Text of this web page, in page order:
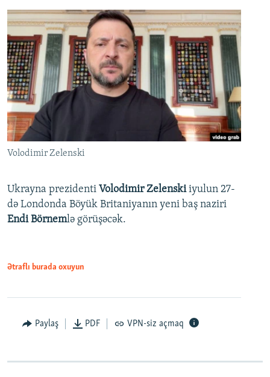
Volodimir Zelenski
Ukrayna prezidenti Volodimir Zelenskiiyulun 27-
də Londonda Böyük Britaniyanın yeni baş naziri
Endi Börnemlə görüşəcək.
Ətraflı burada oxuyun
Paylaş PDF VPN-siz açmaq